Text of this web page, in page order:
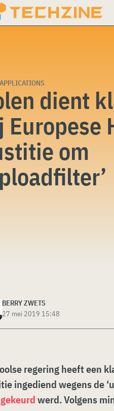
APPLICATIONS
dient
Europese
om
BERRY ZWETS
27 mei 2019 15:48
regering heeft een
ingediend wegens de
werd. Volgens